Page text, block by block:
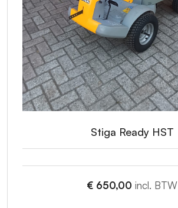
Stiga Ready HST
€ 650,00 incl. BTW